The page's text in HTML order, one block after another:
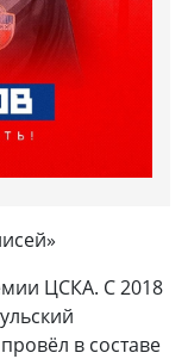
ЦСКА. С 2018
в составе